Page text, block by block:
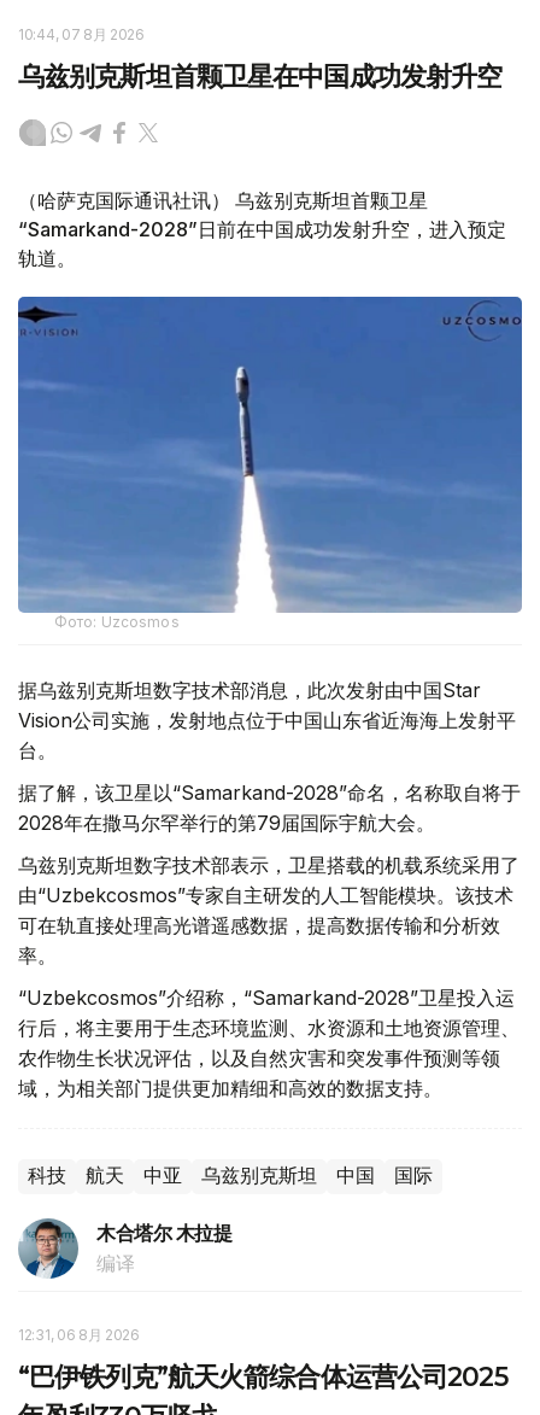
10:44, 07 8月 2026
乌兹别克斯坦首颗卫星在中国成功发射升空
（哈萨克国际通讯社讯） 乌兹别克斯坦首颗卫星
“Samarkand-2028”日前在中国成功发射升空，进入预定
轨道。
Фото: Uzcosmos
据乌兹别克斯坦数字技术部消息，此次发射由中国Star
Vision公司实施，发射地点位于中国山东省近海海上发射平
台。
据了解，该卫星以“Samarkand-2028”命名，名称取自将于
2028年在撒马尔罕举行的第79届国际宇航大会。
乌兹别克斯坦数字技术部表示，卫星搭载的机载系统采用了
由“Uzbekcosmos”专家自主研发的人工智能模块。该技术
可在轨直接处理高光谱遥感数据，提高数据传输和分析效
率。
“Uzbekcosmos”介绍称，“Samarkand-2028”卫星投入运
行后，将主要用于生态环境监测、水资源和土地资源管理、
农作物生长状况评估，以及自然灾害和突发事件预测等领
域，为相关部门提供更加精细和高效的数据支持。
科技 航天 中亚 乌兹别克斯坦 中国 国际
木合塔尔 木拉提
编译
12:31, 06 8月 2026
“巴伊铁列克”航天火箭综合体运营公司2025